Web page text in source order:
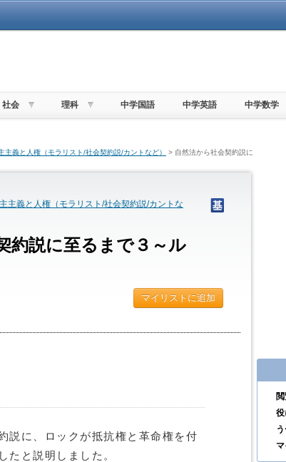
社会 理科 中学国語 中学英語 中学数学
主義と人権（モラリスト/社会契約説/カントなど）
> 自然法から社会契約説に
主義と人権（モラリスト/社会契約説/カントな
約説に至るまで３～ル
マイリストに追加
説に、ロックが抵抗権と革命権を付
たと説明しました。